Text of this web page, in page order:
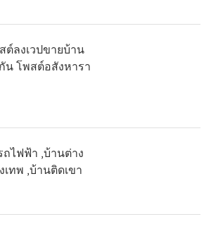
ต์ลงเวปขายบ้าน
น โพสต์อสังหารา
ไฟฟ้า ,บ้านต่าง
เทพ ,บ้านติดเขา